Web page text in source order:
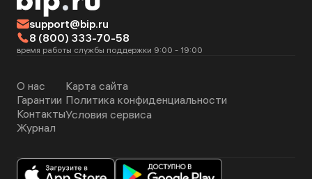
support@bip.ru
8 (800) 333-70-58
время работы службы поддержки 9:00 - 19:00
О нас
Гарантии
Контакты
Журнал
Карта сайта
Политика конфиденциальности
Условия сервиса